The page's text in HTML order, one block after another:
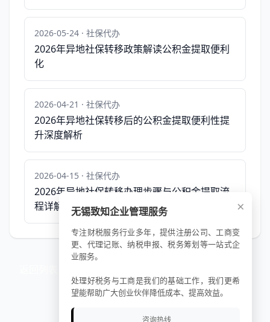
2026-05-24 · 社保代办
2026年异地社保转移政策解读公积金提取便利
化
2026-04-21 · 社保代办
2026年异地社保转移后的公积金提取便利性提
升深度解析
2026-04-15 · 社保代办
2026年异地社保转移办理步骤与公积金提取流
程详解
×
无锡致知企业管理服务
专注财税服务行业多年，提供注册公司、工商变
更、代理记账、纳税申报、税务筹划等一站式企
业服务。
处理好税务与工商是我们的基础工作，我们更希
望能帮助广大创业伙伴降低成本、提高效益。
咨询热线